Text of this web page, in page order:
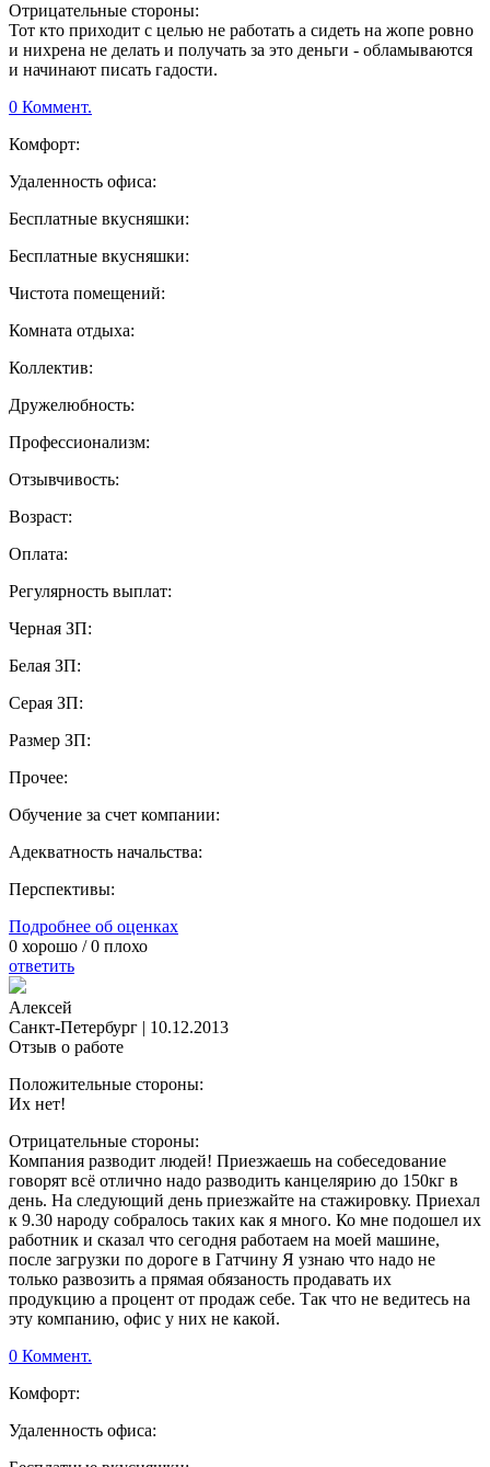
Отрицательные стороны:
Тот кто приходит с целью не работать а сидеть на жопе ровно
и нихрена не делать и получать за это деньги - обламываются
и начинают писать гадости.
0 Коммент.
Комфорт:
Удаленность офиса:
Бесплатные вкусняшки:
Бесплатные вкусняшки:
Чистота помещений:
Комната отдыха:
Коллектив:
Дружелюбность:
Профессионализм:
Отзывчивость:
Возраст:
Оплата:
Регулярность выплат:
Черная ЗП:
Белая ЗП:
Серая ЗП:
Размер ЗП:
Прочее:
Обучение за счет компании:
Адекватность начальства:
Перспективы:
Подробнее об оценках
0 хорошо /0 плохо
ответить
Алексей
Санкт-Петербург | 10.12.2013
Отзыв о работе
Положительные стороны:
Их нет!
Отрицательные стороны:
Компания разводит людей! Приезжаешь на собеседование
говорят всё отлично надо разводить канцелярию до 150кг в
день. На следующий день приезжайте на стажировку. Приехал
к 9.30 народу собралось таких как я много. Ко мне подошел их
работник и сказал что сегодня работаем на моей машине,
после загрузки по дороге в Гатчину Я узнаю что надо не
только развозить а прямая обязаность продавать их
продукцию а процент от продаж себе. Так что не ведитесь на
эту компанию, офис у них не какой.
0 Коммент.
Комфорт:
Удаленность офиса: